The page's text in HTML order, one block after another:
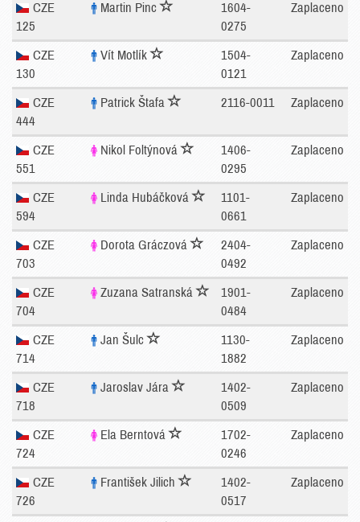
CZE
125
Martin Pinc
1604-
0275
Zaplaceno
CZE
130
Vít Motlík
1504-
0121
Zaplaceno
CZE
444
Patrick Štafa 2116-0011 Zaplaceno
CZE
551
Nikol Foltýnová
1406-
0295
Zaplaceno
CZE
594
Linda Hubáčková
1101-
0661
Zaplaceno
CZE
703
Dorota Gráczová
2404-
0492
Zaplaceno
CZE
704
Zuzana Satranská
1901-
0484
Zaplaceno
CZE
714
Jan Šulc
1130-
1882
Zaplaceno
CZE
718
Jaroslav Jára
1402-
0509
Zaplaceno
CZE
724
Ela Berntová
1702-
0246
Zaplaceno
CZE
726
František Jilich
1402-
0517
Zaplaceno